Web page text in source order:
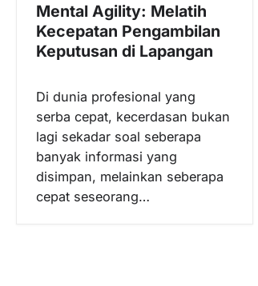
Mental Agility: Melatih
Kecepatan Pengambilan
Keputusan di Lapangan
Di dunia profesional yang
serba cepat, kecerdasan bukan
lagi sekadar soal seberapa
banyak informasi yang
disimpan, melainkan seberapa
cepat seseorang…